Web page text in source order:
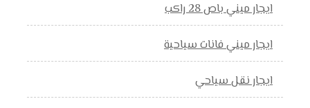
ايجار ميني باص 28 راكب
ايجار ميني فانات سياحية
ايجار نقل سياحي